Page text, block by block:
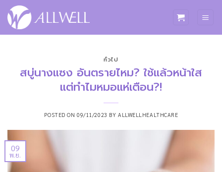
ข้าม
ไป
ทั่วไป
สบู่นางแซง อันตรายไหม? ใช้แล้วหน้าใส
แต่ทำไมหมอแห่เตือน?!
POSTED ON09/11/2023 BY ALLWELLHEALTHCARE
09
พ.ย.